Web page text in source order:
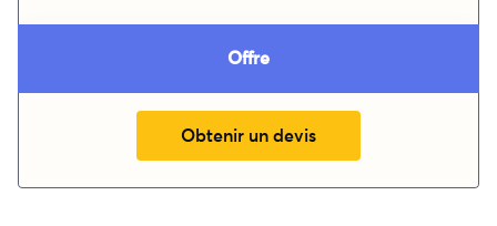
Offre
Obtenir un devis